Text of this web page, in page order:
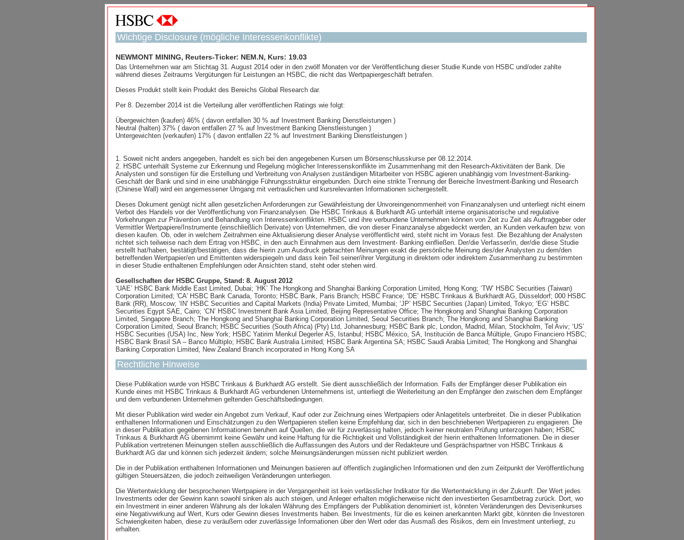
Wichtige Disclosure (mögliche Interessenkonflikte)
NEWMONT MINING, Reuters-Ticker: NEM.N, Kurs: 19.03
Das Unternehmen war am Stichtag 31. August 2014 oder in den zwölf Monaten vor der Veröffentlichung dieser Studie Kunde von HSBC und/oder zahlte
während dieses Zeitraums Vergütungen für Leistungen an HSBC, die nicht das Wertpapiergeschäft betrafen.
Dieses Produkt stellt kein Produkt des Bereichs Global Research dar.
Per 8. Dezember 2014 ist die Verteilung aller veröffentlichen Ratings wie folgt:
Übergewichten (kaufen) 46% ( davon entfallen 30 % auf Investment Banking Dienstleistungen )
Neutral (halten) 37% ( davon entfallen 27 % auf Investment Banking Dienstleistungen )
Untergewichten (verkaufen) 17% ( davon entfallen 22 % auf Investment Banking Dienstleistungen )
1. Soweit nicht anders angegeben, handelt es sich bei den angegebenen Kursen um Börsenschlusskurse per 08.12.2014.
2. HSBC unterhält Systeme zur Erkennung und Regelung möglicher Interessenskonflikte im Zusammenhang mit den Research-Aktivitäten der Bank. Die
Analysten und sonstigen für die Erstellung und Verbreitung von Analysen zuständigen Mitarbeiter von HSBC agieren unabhängig vom Investment-Banking-
Geschäft der Bank und sind in eine unabhängige Führungsstruktur eingebunden. Durch eine strikte Trennung der Bereiche Investment-Banking und Research
(Chinese Wall) wird ein angemessener Umgang mit vertraulichen und kursrelevanten Informationen sichergestellt.
Dieses Dokument genügt nicht allen gesetzlichen Anforderungen zur Gewährleistung der Unvoreingenommenheit von Finanzanalysen und unterliegt nicht einem
Verbot des Handels vor der Veröffentlichung von Finanzanalysen. Die HSBC Trinkaus & Burkhardt AG unterhält interne organisatorische und regulative
Vorkehrungen zur Prävention und Behandlung von Interessenkonflikten. HSBC und ihre verbundene Unternehmen können von Zeit zu Zeit als Auftraggeber oder
Vermittler Wertpapiere/Instrumente (einschließlich Derivate) von Unternehmen, die von dieser Finanzanalyse abgedeckt werden, an Kunden verkaufen bzw. von
diesen kaufen. Ob, oder in welchem Zeitrahmen eine Aktualisierung dieser Analyse veröffentlicht wird, steht nicht im Voraus fest. Die Bezahlung der Analysten
richtet sich teilweise nach dem Ertrag von HSBC, in den auch Einnahmen aus dem Investment- Banking einfließen. Der/die Verfasser/in, der/die diese Studie
erstellt hat/haben, bestätigt/bestätigen, dass die hierin zum Ausdruck gebrachten Meinungen exakt die persönliche Meinung des/der Analysten zu dem/den
betreffenden Wertpapier/en und Emittenten widerspiegeln und dass kein Teil seiner/ihrer Vergütung in direktem oder indirektem Zusammenhang zu bestimmten
in dieser Studie enthaltenen Empfehlungen oder Ansichten stand, steht oder stehen wird.
Gesellschaften der HSBC Gruppe, Stand: 8. August 2012
‘UAE’ HSBC Bank Middle East Limited, Dubai; ‘HK’ The Hongkong and Shanghai Banking Corporation Limited, Hong Kong; ‘TW’ HSBC Securities (Taiwan)
Corporation Limited; 'CA' HSBC Bank Canada, Toronto; HSBC Bank, Paris Branch; HSBC France; ‘DE’ HSBC Trinkaus & Burkhardt AG, Düsseldorf; 000 HSBC
Bank (RR), Moscow; ‘IN’ HSBC Securities and Capital Markets (India) Private Limited, Mumbai; ‘JP’ HSBC Securities (Japan) Limited, Tokyo; ‘EG’ HSBC
Securities Egypt SAE, Cairo; ‘CN’ HSBC Investment Bank Asia Limited, Beijing Representative Office; The Hongkong and Shanghai Banking Corporation
Limited, Singapore Branch; The Hongkong and Shanghai Banking Corporation Limited, Seoul Securities Branch; The Hongkong and Shanghai Banking
Corporation Limited, Seoul Branch; HSBC Securities (South Africa) (Pty) Ltd, Johannesburg; HSBC Bank plc, London, Madrid, Milan, Stockholm, Tel Aviv; ‘US’
HSBC Securities (USA) Inc, New York; HSBC Yatirim Menkul Degerler AS, Istanbul; HSBC México, SA, Institución de Banca Múltiple, Grupo Financiero HSBC;
HSBC Bank Brasil SA – Banco Múltiplo; HSBC Bank Australia Limited; HSBC Bank Argentina SA; HSBC Saudi Arabia Limited; The Hongkong and Shanghai
Banking Corporation Limited, New Zealand Branch incorporated in Hong Kong SA
Rechtliche Hinweise
Diese Publikation wurde von HSBC Trinkaus & Burkhardt AG erstellt. Sie dient ausschließlich der Information. Falls der Empfänger dieser Publikation ein
Kunde eines mit HSBC Trinkaus & Burkhardt AG verbundenen Unternehmens ist, unterliegt die Weiterleitung an den Empfänger den zwischen dem Empfänger
und dem verbundenen Unternehmen geltenden Geschäftsbedingungen.
Mit dieser Publikation wird weder ein Angebot zum Verkauf, Kauf oder zur Zeichnung eines Wertpapiers oder Anlagetitels unterbreitet. Die in dieser Publikation
enthaltenen Informationen und Einschätzungen zu den Wertpapieren stellen keine Empfehlung dar, sich in den beschriebenen Wertpapieren zu engagieren. Die
in dieser Publikation gegebenen Informationen beruhen auf Quellen, die wir für zuverlässig halten, jedoch keiner neutralen Prüfung unterzogen haben; HSBC
Trinkaus & Burkhardt AG übernimmt keine Gewähr und keine Haftung für die Richtigkeit und Vollständigkeit der hierin enthaltenen Informationen. Die in dieser
Publikation vertretenen Meinungen stellen ausschließlich die Auffassungen des Autors und der Redakteure und Gesprächspartner von HSBC Trinkaus &
Burkhardt AG dar und können sich jederzeit ändern; solche Meinungsänderungen müssen nicht publiziert werden.
Die in der Publikation enthaltenen Informationen und Meinungen basieren auf öffentlich zugänglichen Informationen und den zum Zeitpunkt der Veröffentlichung
gültigen Steuersätzen, die jedoch zeitweiligen Veränderungen unterliegen.
Die Wertentwicklung der besprochenen Wertpapiere in der Vergangenheit ist kein verlässlicher Indikator für die Wertentwicklung in der Zukunft. Der Wert jedes
Investments oder der Gewinn kann sowohl sinken als auch steigen, und Anleger erhalten möglicherweise nicht den investierten Gesamtbetrag zurück. Dort, wo
ein Investment in einer anderen Währung als der lokalen Währung des Empfängers der Publikation denominiert ist, könnten Veränderungen des Devisenkurses
eine Negativwirkung auf Wert, Kurs oder Gewinn dieses Investments haben. Bei Investments, für die es keinen anerkannten Markt gibt, könnten die Investoren
Schwierigkeiten haben, diese zu veräußern oder zuverlässige Informationen über den Wert oder das Ausmaß des Risikos, dem ein Investment unterliegt, zu
erhalten.